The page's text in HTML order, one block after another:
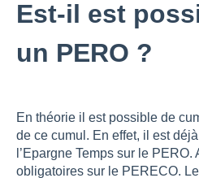
Est-il est
un PERO ?
En théorie il est possible de
de ce cumul. En effet, il est
l’Epargne Temps sur le
obligatoires sur le PERECO.